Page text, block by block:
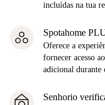
incluídas na tua
Spotahome
Oferece a
fornecer acesso
adicional durante
Senhorio